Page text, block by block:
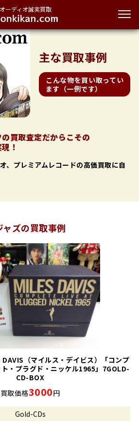
ーディオ誠実買取
主な買取事例
こんな物を買い取ってい
ます（一例です）
買取査定だからこその
！
、プレミアムレコードの高価買取に自
ャズの買取事例
（マイルス・デイビス）「コンプ
・プラグド・ニッケル1965」7GOLD-
CD-BOX
買取価格3000円
Gold-CDs